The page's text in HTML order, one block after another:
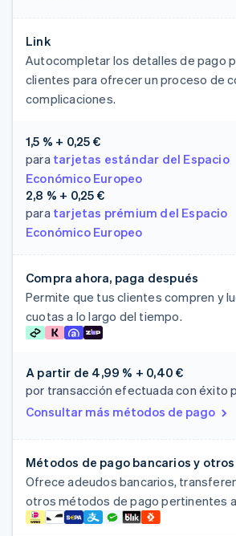
Link
Autocompletar los detalles de pago
clientes para ofrecer un proceso de
complicaciones.
1,5 % + 0,25 €
para tarjetas estándar del Espacio
Económico Europeo
2,8 % + 0,25 €
para tarjetas prémium del Espacio
Económico Europeo
Compra ahora, paga después
Permite que tus clientes compren y
cuotas a lo largo del tiempo.
A partir de 4,99 % + 0,40 €
por transacción efectuada con éxito
Consultar más métodos de pago
Métodos de pago bancarios y otros
Ofrece adeudos bancarios,
otros métodos de pago pertinentes a